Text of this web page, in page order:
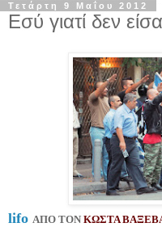
Τετάρτη 9 Μαΐου 2012
Εσύ γιατί δεν
lifo ΑΠΟ ΤΟΝ ΚΩΣΤΑ